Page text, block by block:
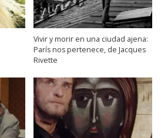
Vivir y morir en una ciudad ajena:
París nos pertenece, de Jacques
Rivette